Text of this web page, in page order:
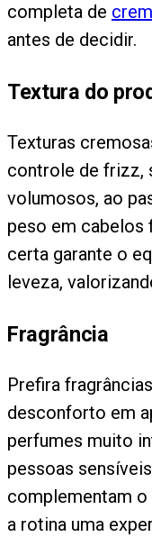
completa de
antes de decidir.
Textura do
Texturas
controle de frizz,
volumosos, ao
peso em cabelos
certa garante o
leveza,
Fragrância
Prefira
desconforto em
perfumes muito
pessoas
complementam
a rotina uma